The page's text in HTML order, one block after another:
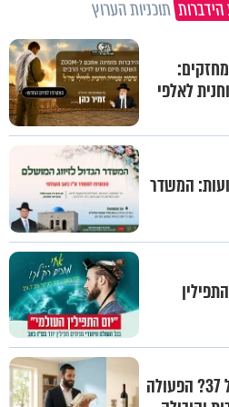
תוכניות הערוץ
לאלפי
המשדר
מה הסיכוי להתחתן בגיל 37? הפעולה